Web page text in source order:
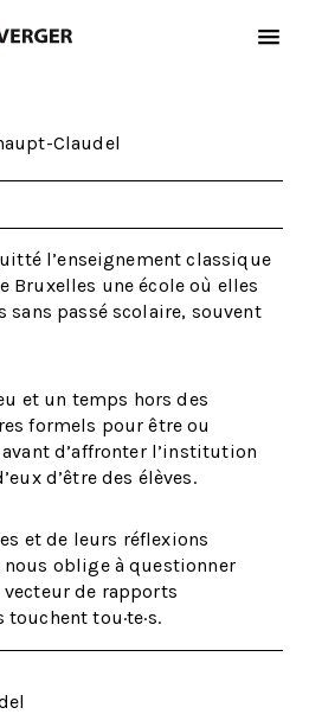
Claudel
l’enseignement classique
une école où elles
sans passé scolaire, souvent
et un temps hors des
formels pour être ou
d’affronter l’institution
d’être des élèves.
et de leurs réflexions
oblige à questionner
de rapports
touchent tou·te·s.